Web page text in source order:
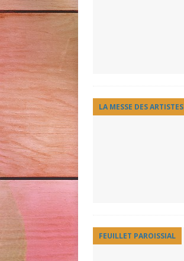
LA MESSE DES ARTISTES
FEUILLET PAROISSIAL